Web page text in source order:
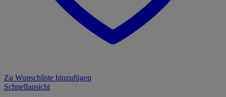
Zu Wunschliste hinzufügen
Schnellansicht